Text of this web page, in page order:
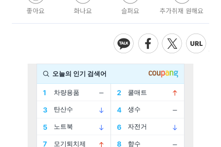
좋아요 화나요 슬퍼요 추가취재 원해요